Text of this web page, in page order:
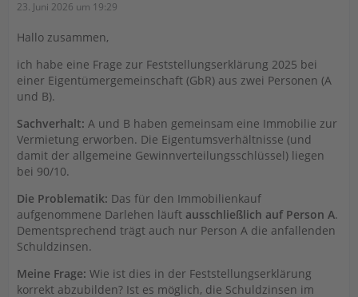
23. Juni 2026 um 19:29
Hallo zusammen,
ich habe eine Frage zur Feststellungserklärung 2025 bei
einer Eigentümergemeinschaft (GbR) aus zwei Personen (A
und B).
Sachverhalt: A und B haben gemeinsam eine Immobilie zur
Vermietung erworben. Die Eigentumsverhältnisse (und
damit der allgemeine Gewinnverteilungsschlüssel) liegen
bei 90/10.
Die Problematik: Das für den Immobilienkauf
aufgenommene Darlehen läuft ausschließlich auf Person A.
Dementsprechend trägt auch nur Person A die anfallenden
Schuldzinsen.
Meine Frage: Wie ist dies in der Feststellungserklärung
korrekt abzubilden? Ist es möglich, die Schuldzinsen im